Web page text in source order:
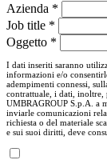
Azienda *
Job title *
Oggetto *
I dati inseriti saranno
informazioni e/o
adempimenti connessi,
contrattuale, i dati, inoltre,
UMBRAGROUP S.p.A. a
inviarle comunicazioni
richiesta o del materiale
e sui suoi diritti, deve